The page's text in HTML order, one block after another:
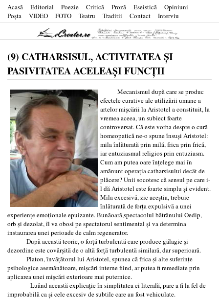
Acasă Editorial Poezie Critică Proză Eseistică
Opiniuni
Poşta
VIDEO FOTO Teatru Traditii Contact Interviu
(9) CATHARSISUL, ACTIVITATEA ŞI
PASIVITATEA ACELEAŞI FUNCȚII
Mecanismul după care se produc
efectele curative ale utilizării umane a
artelor mişcării la Aristotel a constituit, la
vremea aceea, un subiect foarte
controversat. Că este vorba despre o cură
homeopatică ne-o spune însuşi Aristotel:
mila înlăturată prin milă, frica prin frică,
iar entuziasmul religios prin entuziasm.
Cum am putea oare înțelege mai în
amănunt operația catharsisului decât de
plăcere? Unii socotesc că sensul pe care i-
l dă Aristotel este foarte simplu şi evident.
Mila excesivă, zic aceştia, trebuie
înlăturată de forţa expulsivă a unei
experiențe emoționale epuizante. Bunăoară,spectacolul bătrânului Oedip,
orb și dezolat, îl va obosi pe spectatorul sentimental şi va determina
instaurarea unei perioade de calm regenerator.
După această teorie, o forță turbulentă care produce gălagie şi
dezordine este covârşită de o altă forță turbulentă similară, dar superioară.
Platon, învățătorul lui Aristotel, spunea că frica şi alte suferințe
psihologice asemănătoare, mișcări interne fiind, ar putea fi remediate prin
aplicarea unei mişcări exterioare mai puternice.
Luând această explicație în simplitatea ei literală, pare a fi la fel de
improbabilă ca şi cele excesiv de subtile care au fost vehiculate.